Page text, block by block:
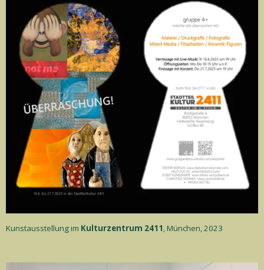
Kunstausstellung im Kulturzentrum 2411, München, 2023